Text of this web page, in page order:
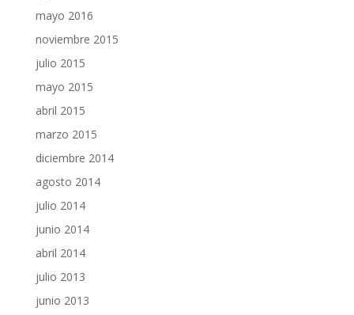
mayo 2016
noviembre 2015
julio 2015
mayo 2015
abril 2015
marzo 2015
diciembre 2014
agosto 2014
julio 2014
junio 2014
abril 2014
julio 2013
junio 2013